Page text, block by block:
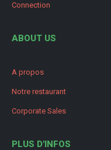
Connection
ABOUT US
A propos
Notre restaurant
Corporate Sales
PLUS D'INFOS